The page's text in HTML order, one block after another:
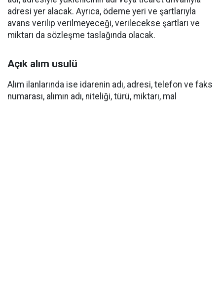
adresi yer alacak. Ayrıca, ödeme yeri ve şartlarıyla
avans verilip verilmeyeceği, verilecekse şartları ve
miktarı da sözleşme taslağında olacak.
Açık alım usulü
Alım ilanlarında ise idarenin adı, adresi, telefon ve faks
numarası, alımın adı, niteliği, türü, miktarı, mal